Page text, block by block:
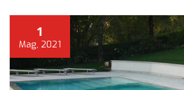
1
Mag, 2021